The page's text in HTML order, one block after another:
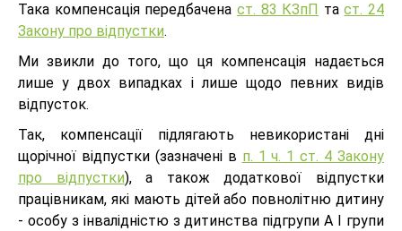
Така компенсація передбачена ст. 83 КЗпП таст. 24
Закону про відпустки.
Ми звикли до того, що ця компенсація надається
лише у двох випадках і лише щодо певних видів
відпусток.
Так, компенсації підлягають невикористані дні
щорічної відпустки (зазначені в п. 1 ч. 1 ст. 4 Закону
про відпустки), а також додаткової відпустки
працівникам, які мають дітей або повнолітню дитину
- особу з інвалідністю з дитинства підгрупи А I групи